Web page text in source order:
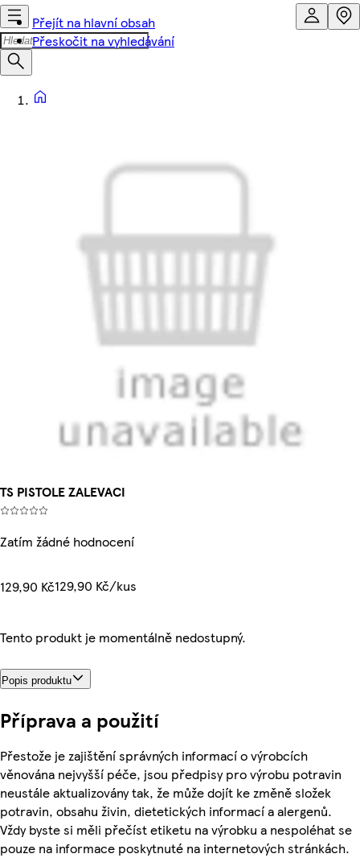
Přejít na hlavní obsah
Přeskočit na vyhledávání
TS PISTOLE ZALEVACI
Zatím žádné hodnocení
129,90 Kč129,90 Kč/kus
Tento produkt je momentálně nedostupný.
Popis produktu
Příprava a použití
Přestože je zajištění správných informací o výrobcích
věnována nejvyšší péče, jsou předpisy pro výrobu potravin
neustále aktualizovány tak, že může dojít ke změně složek
potravin, obsahu živin, dietetických informací a alergenů.
Vždy byste si měli přečíst etiketu na výrobku a nespoléhat se
pouze na informace poskytnuté na internetových stránkách.